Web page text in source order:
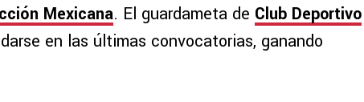
Mexicana. El guardameta de Club Deportivo
en las últimas convocatorias, ganando